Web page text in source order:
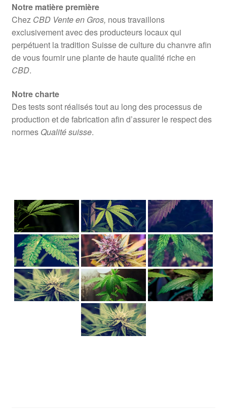
Notre matière première
Chez CBD Vente en Gros, nous travaillons
exclusivement avec des producteurs locaux qui
perpétuent la tradition Suisse de culture du chanvre afin
de vous fournir une plante de haute qualité riche en
CBD.
Notre charte
Des tests sont réalisés tout au long des processus de
production et de fabrication afin d’assurer le respect des
normes Qualité suisse.